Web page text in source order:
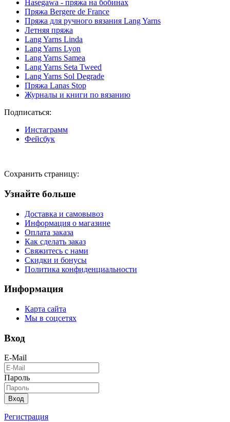
Hasegawa - пряжа на бобинах
Пряжа Bergere de France
Пряжа для ручного вязания Lang Yarns
Летняя пряжа
Lang Yarns Linda
Lang Yarns Lyon
Lang Yarns Samea
Lang Yarns Seta Tweed
Lang Yarns Sol Degrade
Пряжа Lanas Stop
Журналы и книги по вязанию
Подписаться:
Инстаграмм
Фейсбук
Сохранить страницу:
Узнайте больше
Доставка и самовывоз
Информация о магазине
Оплата заказа
Как сделать заказ
Свяжитесь с нами
Скидки и бонусы
Политика конфиденциальности
Информация
Карта сайта
Мы в соцсетях
Вход
E-Mail
Пароль
Вход
Регистрация